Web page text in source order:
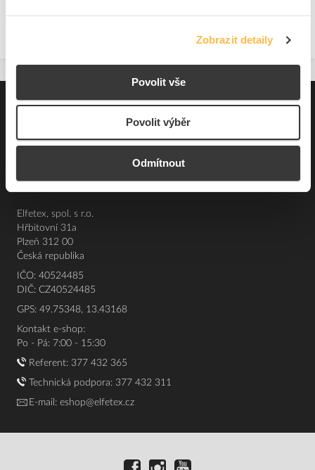
Zobrazit detaily
Povolit vše
Povolit výběr
Odmítnout
Pro zákazníky
Souhrn podmínek
Elfetex, spol. s r.o.
Hřbitovní 31a
Plzeň 312 00
Česká republika
IČO: 40524485
DIČ: CZ40524485
GPS: 49.75348, 13.43168
Kontakt e-shop:
Po - Pá: 7:00 - 15:30
Referent: 377 432 365
Technická podpora: 377 432 311
E-mail: eshop@elfetex.cz